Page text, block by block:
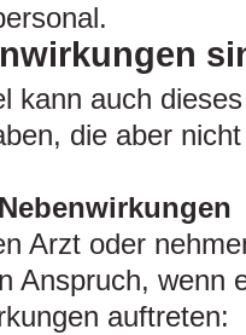
kann auch
die aber
Arzt oder
Anspruch, wenn
auftreten: